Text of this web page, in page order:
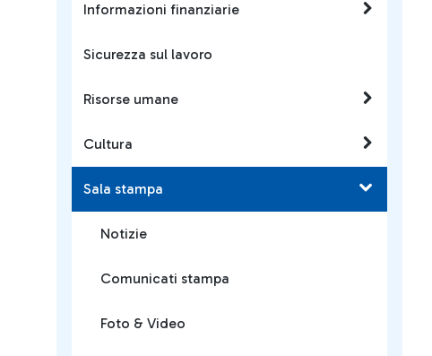
Informazioni finanziarie
Sicurezza sul lavoro
Risorse umane
Cultura
Sala stampa
Notizie
Comunicati stampa
Foto & Video